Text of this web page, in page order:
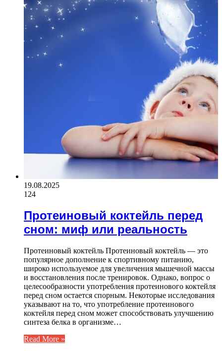
19.08.2025
124
Протеиновый коктейль перед
сном: миф или реальность
Протеиновый коктейль Протеиновый коктейль — это
популярное дополнение к спортивному питанию,
широко используемое для увеличения мышечной массы
и восстановления после тренировок. Однако, вопрос о
целесообразности употребления протеинового коктейля
перед сном остается спорным. Некоторые исследования
указывают на то, что употребление протеинового
коктейля перед сном может способствовать улучшению
синтеза белка в организме…
Read More »